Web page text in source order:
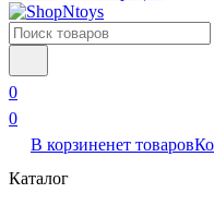
0
0
В корзиненет товаров
Каталог